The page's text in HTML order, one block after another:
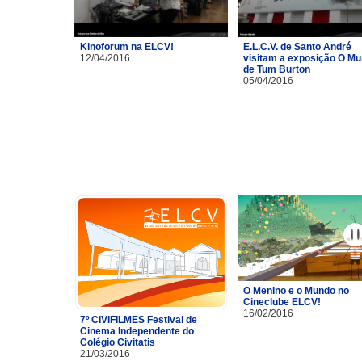
Kinoforum na ELCV!
12/04/2016
E.L.C.V. de Santo André
visitam a exposição O
de Tum Burton
05/04/2016
7º CIVIFILMES Festival de
Cinema Independente do
Colégio Civitatis
21/03/2016
O Menino e o Mundo no
Cineclube ELCV!
16/02/2016